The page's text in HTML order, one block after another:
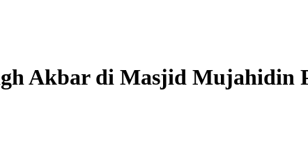
Akbar di Masjid Mujahidin